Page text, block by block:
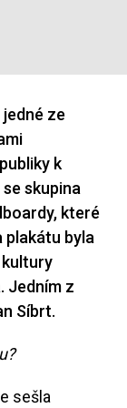
ze
k
skupina
které
plakátu byla
Jedním z
Síbrt.
sešla